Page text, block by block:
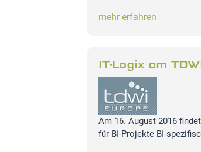
mehr erfahren
IT-Logix am
Am 16. August 2016
für BI-Projekte BI-